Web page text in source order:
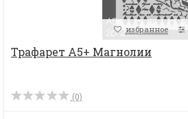
избранное
Трафарет А5+ Магнолии
(0)